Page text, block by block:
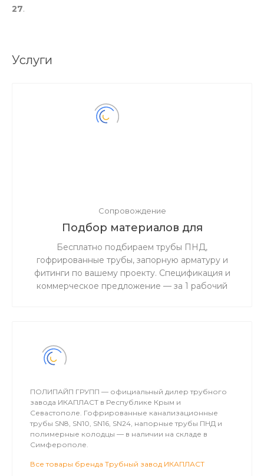
27.
Услуги
Сопровождение
Подбор материалов для
инженерных сетей по проектной
документации
Бесплатно подбираем трубы ПНД,
гофрированные трубы, запорную арматуру и
фитинги по вашему проекту. Спецификация и
коммерческое предложение — за 1 рабочий
ПОЛИПАЙП ГРУПП — официальный дилер трубного
завода ИКАПЛАСТ в Республике Крым и
Севастополе. Гофрированные канализационные
трубы SN8, SN10, SN16, SN24, напорные трубы ПНД и
полимерные колодцы — в наличии на складе в
Симферополе.
Все товары бренда Трубный завод ИКАПЛАСТ